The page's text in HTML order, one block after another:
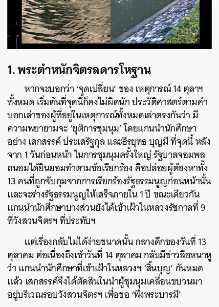
1. พระตำหนักจิตรลดารโหฐาน
หากจะบอกว่า ‘จุดเปลี่ยน’ ของ เหตุการณ์ 14 ตุลาฯ
ทั้งหมด เริ่มต้นที่จุดนี้ก็คงไม่ผิดนัก ประวัติศาสตร์ตามคำ
บอกเล่าของผู้ที่อยู่ในเหตุการณ์ทั้งหมดเล่าตรงกันว่า มี
ความพยายามจะ ‘ยุติการชุมนุม’ โดยแกนนำนักศึกษา
อย่าง เสกสรรค์ ประเสริฐกุล และธีรยุทธ บุญมี ที่จุดนี้ หลัง
จาก 1 วันก่อนหน้า ในการชุมนุมครั้งใหญ่ รัฐบาลจอมพล
ถนอมได้ยินยอมทำตามข้อเรียกร้อง คือปล่อยผู้ต้องหาทั้ง
13 คนที่ถูกจับกุมจากการเรียกร้องรัฐธรรมนูญก่อนหน้านั้น
และจะร่างรัฐธรรมนูญให้เสร็จภายใน 1 ปี ขณะเดียวกัน
แกนนำนักศึกษาบางส่วนยังได้เข้าเฝ้าในหลวงรัชกาลที่ 9
ที่วังสวนจิตรฯ ที่ประทับฯ
แต่เรื่องกลับไม่ได้ง่ายขนาดนั้น กลางดึกของวันที่ 13
ตุลาคม ต่อเนื่องถึงเช้าวันที่ 14 ตุลาคม กลับมีข่าวลือหนาหู
ว่า แกนนำนักศึกษาที่เข้าเฝ้าในหลวงฯ ‘สิ้นบุญ’ กันหมด
แล้ว เสกสรรค์จึงได้ตัดสินในนำผู้ชุมนุมเคลื่อนขบวนมา
อยู่บริเวณรอบวังสวนจิตรฯ เพื่อขอ ‘พึ่งพระบารมี’